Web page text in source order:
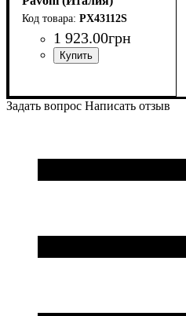
PX43112S
1 923.00грн
Задать вопрос Написать отзыв